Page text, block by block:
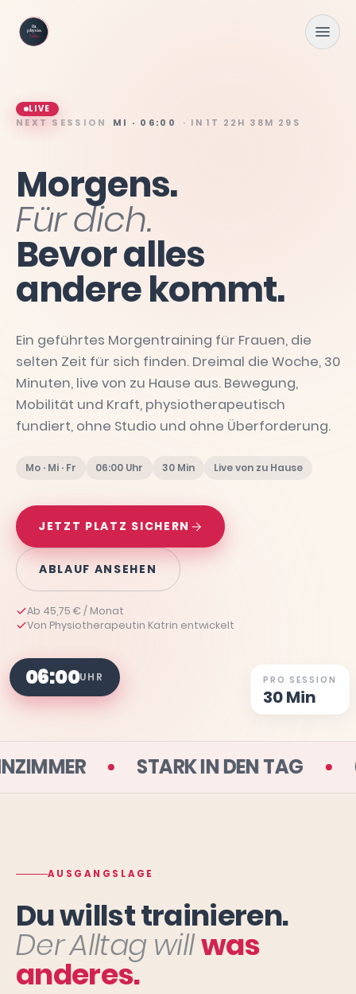
LIVE
NEXT SESSION MI · 06:00 · IN1T 22H 38M 27S
Morgens.
Fürdich.
Bevoralles
anderekommt.
Ein geführtes Morgentraining für Frauen, die
selten Zeit für sich finden. Dreimal die Woche, 30
Minuten, live von zu Hause aus. Bewegung,
Mobilität und Kraft, physiotherapeutisch
fundiert, ohne Studio und ohne Überforderung.
Mo · Mi · Fr 06:00 Uhr 30 Min Live von zu Hause
JETZT PLATZ SICHERN
ABLAUF ANSEHEN
Ab 45,75 € / Monat
Von Physiotherapeutin Katrin entwickelt
06:00UHR PRO SESSION
30 Min
WOHNZIMMER STARK IN
AUSGANGSLAGE
Du willst trainieren.
Der Alltag willwas
anderes.